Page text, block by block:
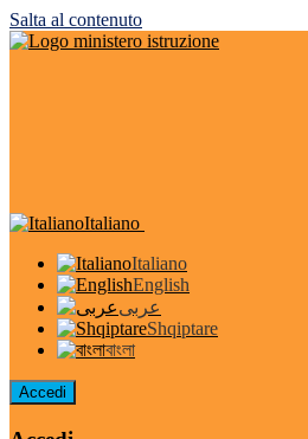
Salta al contenuto
Italiano
Italiano
English
عربى
Shqiptare
বাংলা
Accedi